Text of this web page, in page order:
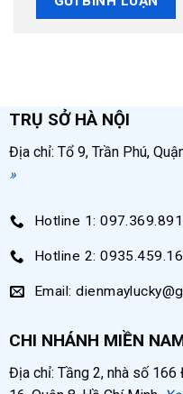
TRỤ SỞ HÀ NỘI
Địa chỉ: Tổ 9, Trần Phú,
»
Hotline 1:
Hotline 2:
Email:
CHI NHÁNH MIỀN
Địa chỉ: Tầng 2, nhà số